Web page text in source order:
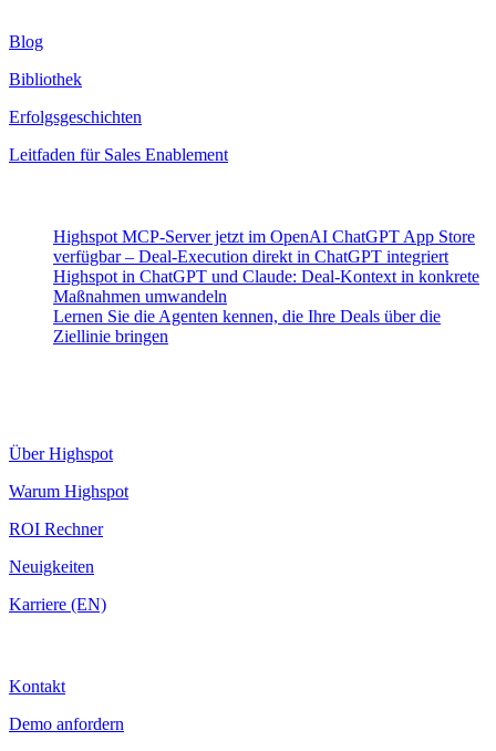
Blog
Bibliothek
Erfolgsgeschichten
Leitfaden für Sales Enablement
Highspot MCP-Server jetzt im OpenAI ChatGPT App Store
verfügbar – Deal-Execution direkt in ChatGPT integriert
Highspot in ChatGPT und Claude: Deal-Kontext in konkrete
Maßnahmen umwandeln
Lernen Sie die Agenten kennen, die Ihre Deals über die
Ziellinie bringen
Über Highspot
Warum Highspot
ROI Rechner
Neuigkeiten
Karriere (EN)
Kontakt
Demo anfordern